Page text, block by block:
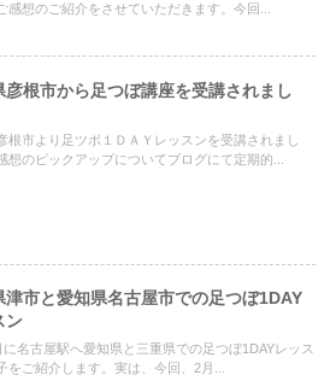
感想のご紹介をさせていただきます。今回...
彦根市から足つぼ講座を受講されまし
根市より足ツボ１ＤＡＹレッスンを受講されまし
想のピックアップについてブログにて定期的...
津市と愛知県名古屋市での足つぼ1DAY
ン
に名古屋駅へ愛知県と三重県での足つぼ1DAYレッス
をご紹介します。実は、今回、2月...